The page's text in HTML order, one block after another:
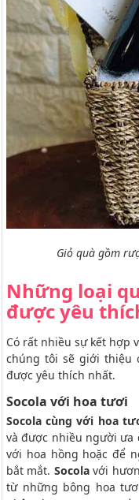
Giỏ quà gồm
Những loại
được yêu
Có rất nhiều sự kết hợp
chúng tôi sẽ giới thiệu
được yêu thích nhất.
Socola với hoa tươi
Socola cùng với hoa
và được nhiều người ưa
với hoa hồng hoặc để
bắt mắt. Socolavới
từ những bông hoa